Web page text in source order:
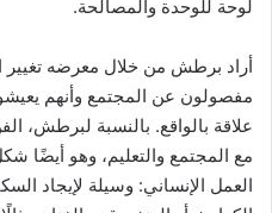
لوحة للوحدة والمصالحة.
أراد برطش من خلال معرضه تغيير
مفصولون عن المجتمع وأنهم
علاقة بالواقع. بالنسبة لبرطش،
مع المجتمع والتعليم، وهو أيضًا
العمل الإنساني: وسيلة لإيجاد